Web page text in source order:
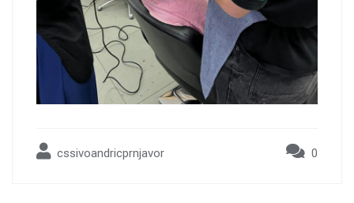
cssivoandricprnjavor 0